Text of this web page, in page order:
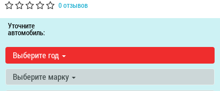
0 отзывов
Уточните
автомобиль:
Выберите год
Выберите марку